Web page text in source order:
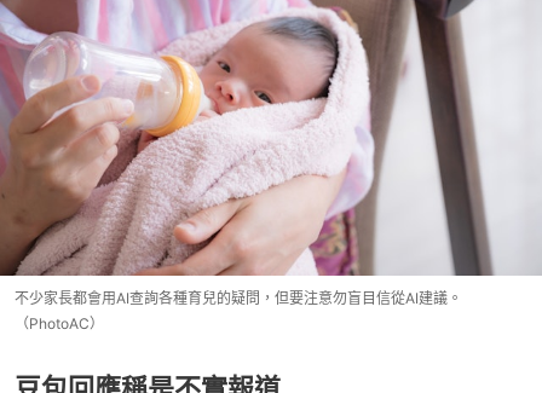
不少家長都會用AI查詢各種育兒的疑問，但要注意勿盲目信從AI建議。
（PhotoAC）